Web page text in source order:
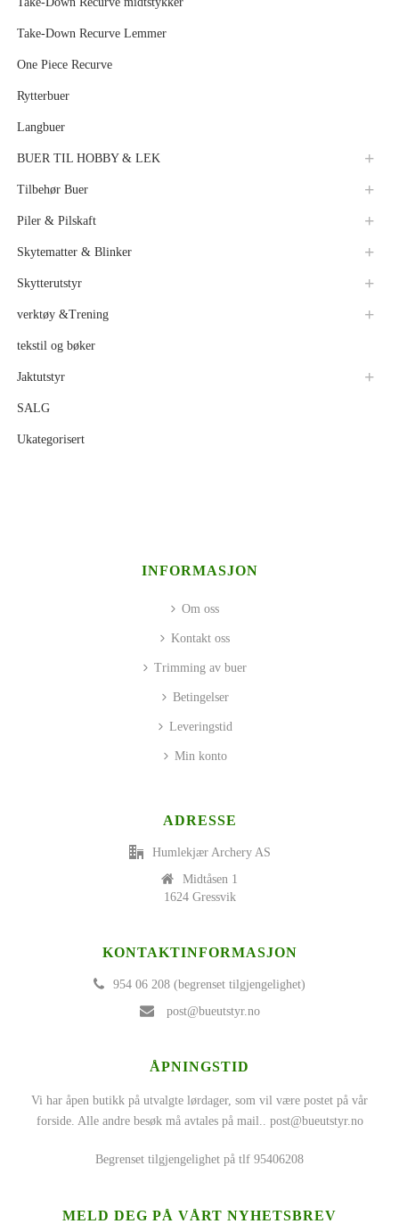
Take-Down Recurve Lemmer
One Piece Recurve
Rytterbuer
Langbuer
BUER TIL HOBBY & LEK
Tilbehør Buer
Piler & Pilskaft
Skytematter & Blinker
Skytterutstyr
verktøy &Trening
tekstil og bøker
Jaktutstyr
SALG
Ukategorisert
INFORMASJON
Om oss
Kontakt oss
Trimming av buer
Betingelser
Leveringstid
Min konto
ADRESSE
Humlekjær Archery AS
Midtåsen 1
1624 Gressvik
KONTAKTINFORMASJON
954 06 208 (begrenset tilgjengelighet)
post@bueutstyr.no
ÅPNINGSTID
Vi har åpen butikk på utvalgte lørdager, som vil være postet på vår
forside. Alle andre besøk må avtales på mail.. post@bueutstyr.no
Begrenset tilgjengelighet på tlf 95406208
MELD DEG PÅ VÅRT NYHETSBREV